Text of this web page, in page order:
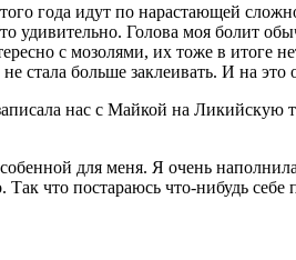
года идут по нарастающей
удивительно. Голова моя болит
с мозолями, их тоже в итоге
стала больше заклеивать. И на
нас с Майкой на
для меня. Я очень
что постараюсь что-нибудь себе